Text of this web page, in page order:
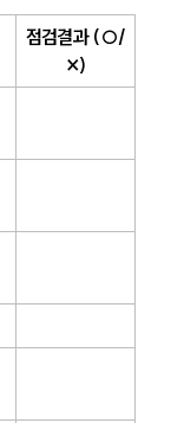
점검결과 (○/
×)